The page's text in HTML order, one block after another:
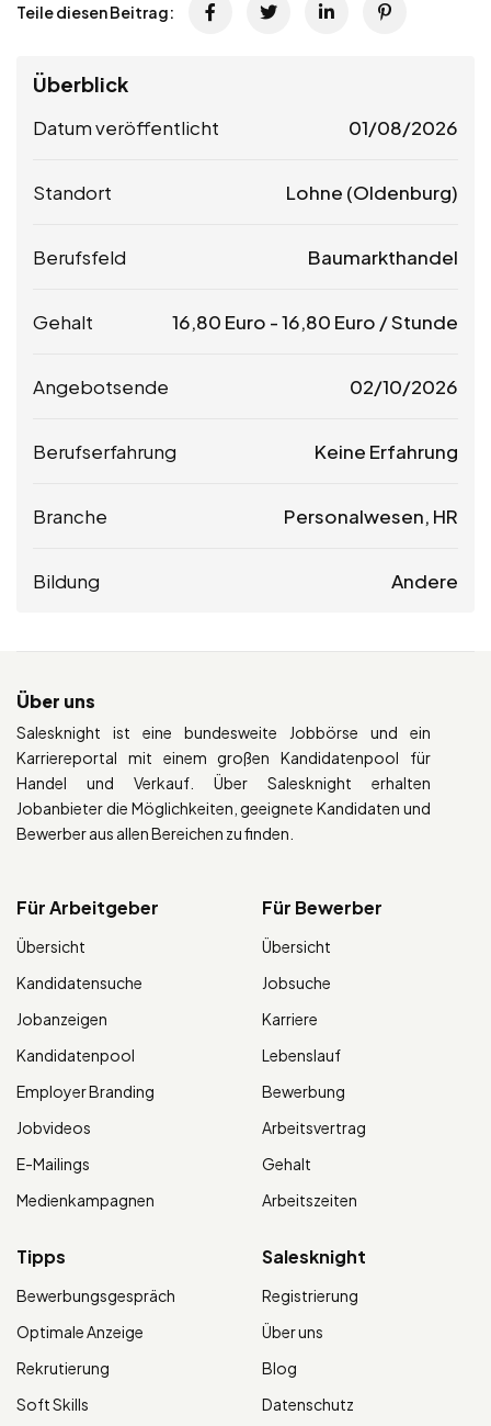
Teile diesen Beitrag:
Überblick
Datum veröffentlicht 01/08/2026
Standort Lohne (Oldenburg)
Berufsfeld Baumarkthandel
Gehalt 16,80 Euro -16,80 Euro / Stunde
Angebotsende 02/10/2026
Berufserfahrung Keine Erfahrung
Branche Personalwesen, HR
Bildung Andere
Über uns
Salesknight ist eine bundesweite Jobbörse und ein
Karriereportal mit einem großen Kandidatenpool für
Handel und Verkauf. Über Salesknight erhalten
Jobanbieter die Möglichkeiten, geeignete Kandidaten und
Bewerber aus allen Bereichen zu finden.
Für Arbeitgeber
Übersicht
Kandidatensuche
Jobanzeigen
Kandidatenpool
Employer Branding
Jobvideos
E-Mailings
Medienkampagnen
Für Bewerber
Übersicht
Jobsuche
Karriere
Lebenslauf
Bewerbung
Arbeitsvertrag
Gehalt
Arbeitszeiten
Tipps
Bewerbungsgespräch
Optimale Anzeige
Rekrutierung
Soft Skills
Salesknight
Registrierung
Über uns
Blog
Datenschutz